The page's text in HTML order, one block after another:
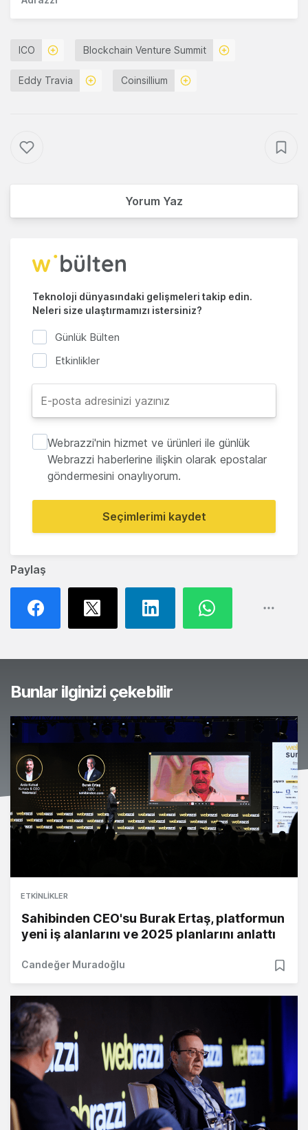
Paylaş
ICO Blockchain Venture Summit
Eddy Travia Coinsillium
Yorum Yaz
Teknoloji dünyasındaki gelişmeleri takip edin.
Neleri size ulaştırmamızı istersiniz?
Günlük Bülten
Etkinlikler
Webrazzi'nin hizmet ve ürünleri ile günlük
Webrazzi haberlerine ilişkin olarak epostalar
göndermesini onaylıyorum.
Seçimlerimi kaydet
Bunlar ilginizi çekebilir
ETKINLIKLER
Sahibinden CEO'su Burak Ertaş, platformun
yeni iş alanlarını ve 2025 planlarını anlattı
Candeğer Muradoğlu